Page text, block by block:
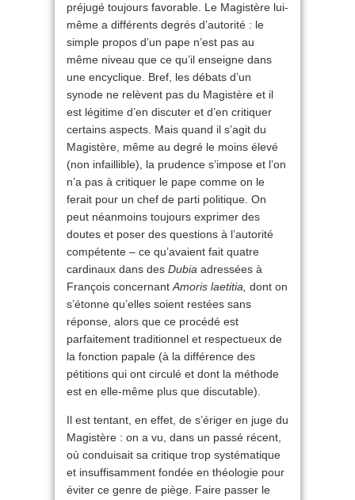
préjugé toujours favorable. Le Magistère lui-
même a différents degrés d’autorité : le
simple propos d’un pape n’est pas au
même niveau que ce qu’il enseigne dans
une encyclique. Bref, les débats d’un
synode ne relèvent pas du Magistère et il
est légitime d’en discuter et d’en critiquer
certains aspects. Mais quand il s’agit du
Magistère, même au degré le moins élevé
(non infaillible), la prudence s’impose et l’on
n’a pas à critiquer le pape comme on le
ferait pour un chef de parti politique. On
peut néanmoins toujours exprimer des
doutes et poser des questions à l’autorité
compétente – ce qu’avaient fait quatre
cardinaux dans des Dubia adressées à
François concernant Amoris laetitia, dont on
s’étonne qu’elles soient restées sans
réponse, alors que ce procédé est
parfaitement traditionnel et respectueux de
la fonction papale (à la différence des
pétitions qui ont circulé et dont la méthode
est en elle-même plus que discutable).
Il est tentant, en effet, de s’ériger en juge du
Magistère : on a vu, dans un passé récent,
où conduisait sa critique trop systématique
et insuffisamment fondée en théologie pour
éviter ce genre de piège. Faire passer le